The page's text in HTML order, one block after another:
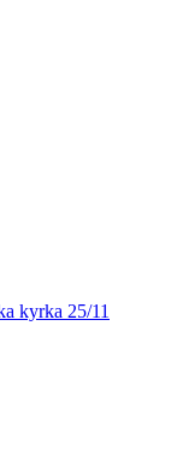
kyrka 25/11